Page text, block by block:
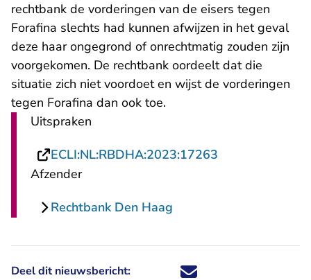
rechtbank de vorderingen van de eisers tegen
Forafina slechts had kunnen afwijzen in het geval
deze haar ongegrond of onrechtmatig zouden zijn
voorgekomen. De rechtbank oordeelt dat die
situatie zich niet voordoet en wijst de vorderingen
tegen Forafina dan ook toe.
Uitspraken
ECLI:NL:RBDHA:2023:17263
Afzender
Rechtbank Den Haag
Deel dit nieuwsbericht: Deel dit nieuwsbericht via X -
Deel dit nieuwsbericht via
Deel dit nieuwsbericht
Deel dit